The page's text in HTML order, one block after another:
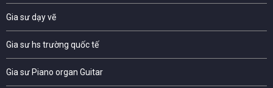
Gia sư dạy vẽ
Gia sư hs trường quốc tế
Gia sư Piano organ Guitar